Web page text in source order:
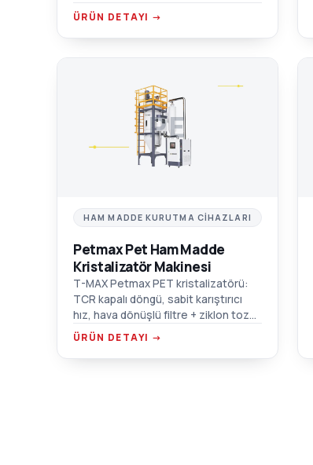
Krom/alüminyum/AISI 304 SST
seçenekleri.
ÜRÜN DETAYI →
PE
HAM MADDE KURUTMA CIHAZLARI
Petmax Pet Ham Madde
Kristalizatör Makinesi
T-MAX Petmax PET kristalizatörü:
TCR kapalı döngü, sabit karıştırıcı
hız, hava dönüşlü filtre + ziklon toz
toplayıcı, çift aşırı ısınma koruması.
ÜRÜN DETAYI →